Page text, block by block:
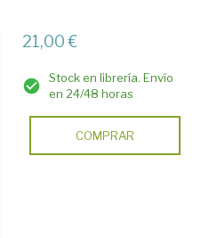
21,00 €
Stock en librería. Envío
en 24/48 horas
COMPRAR